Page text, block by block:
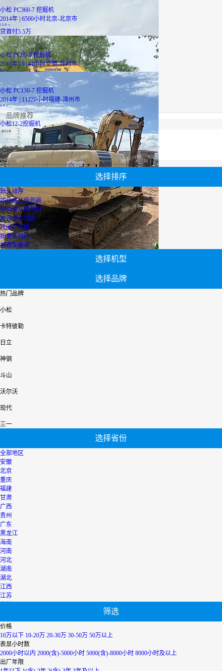
小松 PC360-7 挖掘机
2014年 | 6500小时北京-北京市
13.8 万
贷首付5.5万
小松 PC60-8 挖掘机
2013年 | 9144小时安徽-滁州市
6.3万
小松 PC130-7 挖掘机
2014年 | 11220小时福建-漳州市
4.8万
品牌推荐
小松12-2挖掘机
最优设备
广西二手挖掘机 轮式挖掘机报价 山河智能挖机报价表
履带式挖掘机价格 山河智能挖机报价表 二手压路机报价
【小松12-2挖掘机】专区为您汇总有关小松12-2挖掘机有关的二手设备信息，提供小松12-2挖掘机转让,小松12-2挖掘机买卖,市场,包括小松12-2挖掘机报价，热卖品牌，热卖地区等；还可以直接看到为您精心挑选的小松12-2挖掘机相关的机械设备信息，包括其小松12-2挖掘机型号、小松12-2挖掘机参数、机型介绍、品牌介绍、新机价格信息等；
选择排序
默认排序
按价格从低到高
按价格从高到低
按表显小时数
按出厂年限
按发布时间
按看车最多
选择机型
选择品牌
热门品牌
小松
卡特彼勒
日立
神钢
斗山
沃尔沃
现代
三一
选择省份
全部地区
安徽
北京
重庆
福建
甘肃
广西
贵州
广东
黑龙江
海南
河南
河北
湖南
湖北
江西
江苏
宁夏
内蒙古
青海
上海
陕西
山西
筛选
价格
10万以下 10-20万 20-30万 30-50万 50万以上
表显小时数
2000小时以内 2000(含)-5000小时 5000(含)-8000小时 8000小时及以上
出厂年限